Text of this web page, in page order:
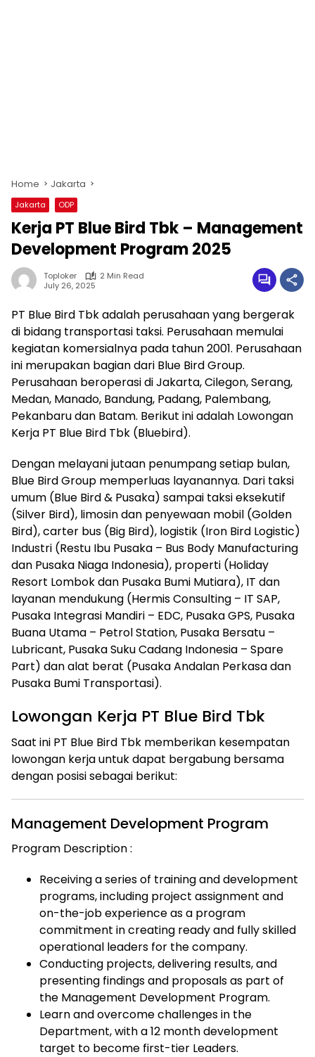
Home Jakarta
Jakarta ODP
Kerja PT Blue Bird Tbk – Management
Development Program 2025
Toploker
2 Min Read
July 26, 2025
PT Blue Bird Tbk adalah perusahaan yang bergerak
di bidang transportasi taksi. Perusahaan memulai
kegiatan komersialnya pada tahun 2001. Perusahaan
ini merupakan bagian dari Blue Bird Group.
Perusahaan beroperasi di Jakarta, Cilegon, Serang,
Medan, Manado, Bandung, Padang, Palembang,
Pekanbaru dan Batam. Berikut ini adalah Lowongan
Kerja PT Blue Bird Tbk (Bluebird).
Dengan melayani jutaan penumpang setiap bulan,
Blue Bird Group memperluas layanannya. Dari taksi
umum (Blue Bird & Pusaka) sampai taksi eksekutif
(Silver Bird), limosin dan penyewaan mobil (Golden
Bird), carter bus (Big Bird), logistik (Iron Bird Logistic)
Industri (Restu Ibu Pusaka – Bus Body Manufacturing
dan Pusaka Niaga Indonesia), properti (Holiday
Resort Lombok dan Pusaka Bumi Mutiara), IT dan
layanan mendukung (Hermis Consulting – IT SAP,
Pusaka Integrasi Mandiri – EDC, Pusaka GPS, Pusaka
Buana Utama – Petrol Station, Pusaka Bersatu –
Lubricant, Pusaka Suku Cadang Indonesia – Spare
Part) dan alat berat (Pusaka Andalan Perkasa dan
Pusaka Bumi Transportasi).
Lowongan Kerja PT Blue Bird Tbk
Saat ini PT Blue Bird Tbk memberikan kesempatan
lowongan kerja untuk dapat bergabung bersama
dengan posisi sebagai berikut:
Management Development Program
Program Description :
Receiving a series of training and development
programs, including project assignment and
on-the-job experience as a program
commitment in creating ready and fully skilled
operational leaders for the company.
Conducting projects, delivering results, and
presenting findings and proposals as part of
the Management Development Program.
Learn and overcome challenges in the
Department, with a 12 month development
target to become first-tier Leaders.